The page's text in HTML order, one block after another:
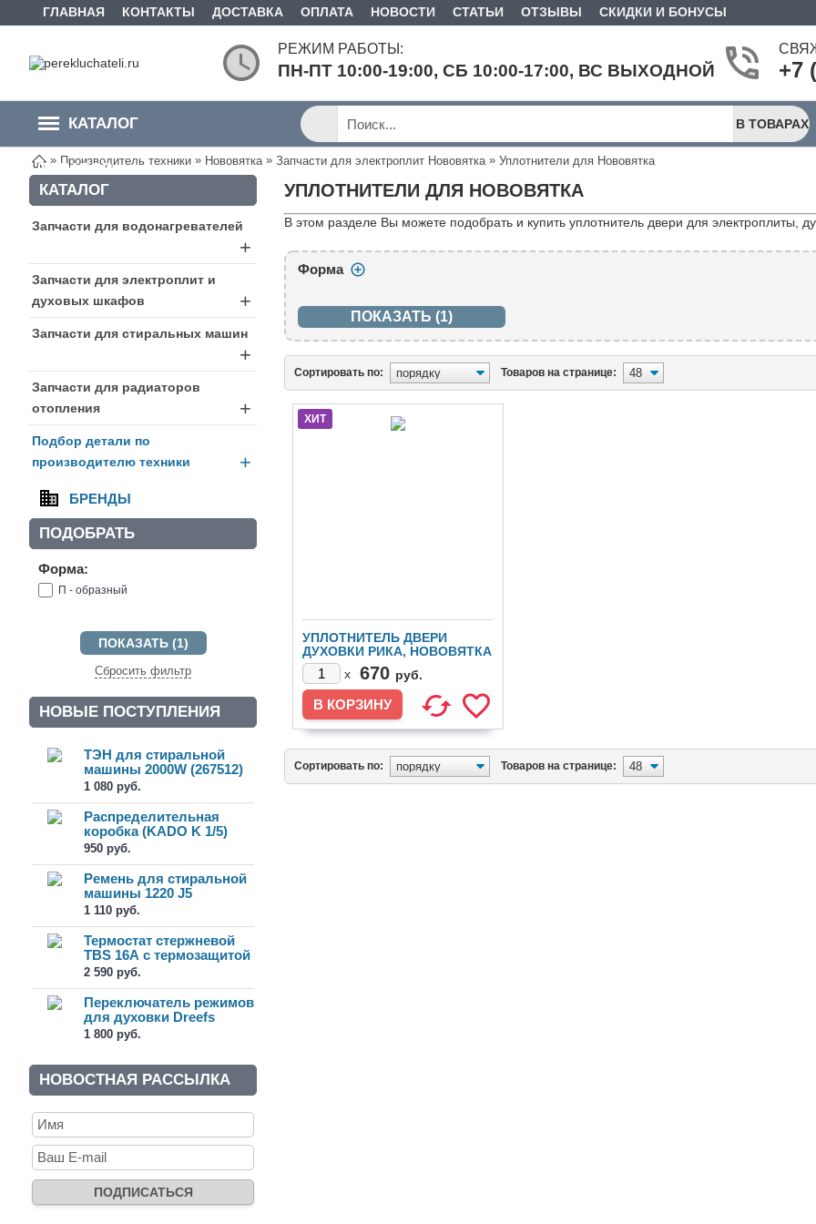
ГЛАВНАЯ КОНТАКТЫ ДОСТАВКА ОПЛАТА НОВОСТИ СТАТЬИ ОТЗЫВЫ СКИДКИ И БОНУСЫ
РЕЖИМ РАБОТЫ:
ПН-ПТ 10:00-19:00, СБ 10:00-17:00, ВС ВЫХОДНОЙ +7
КАТАЛОГ
ТОВАРОВ
В ТОВАРАХ
» Производитель техники » Нововятка » Запчасти для электроплит Нововятка » Уплотнители для Нововятка
КАТАЛОГ
Запчасти для водонагревателей
+
Запчасти для электроплит и
духовых шкафов
+
Запчасти для стиральных машин
+
Запчасти для радиаторов
отопления
+
Подбор детали по
производителю техники
+
БРЕНДЫ
ПОДОБРАТЬ
Форма:
П - образный
Сбросить фильтр
НОВЫЕ ПОСТУПЛЕНИЯ
ТЭН для стиральной
машины 2000W (267512)
1 080 руб.
Распределительная
коробка (KADO K 1/5)
950 руб.
Ремень для стиральной
машины 1220 J5
1 110 руб.
Термостат стержневой
TBS 16А с термозащитой
(65...
2 590 руб.
Переключатель режимов
для духовки Dreefs
11HE-099
1 800 руб.
НОВОСТНАЯ РАССЫЛКА
УПЛОТНИТЕЛИ ДЛЯ НОВОВЯТКА
В этом разделе Вы можете подобрать и купить уплотнитель двери для электроплиты,
Форма
Сортировать по: Товаров на странице:
ХИТ
УПЛОТНИТЕЛЬ ДВЕРИ
ДУХОВКИ РИКА, НОВОВЯТКА
x
670 руб.
Сортировать по: Товаров на странице: